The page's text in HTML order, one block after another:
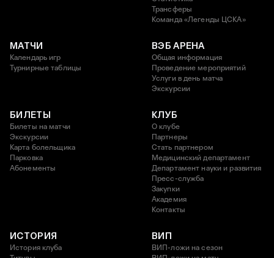
Трансферы
Команда «Легенды ЦСКА»
МАТЧИ
Календарь игр
Турнирные таблицы
ВЭБ АРЕНА
Общая информация
Проведение мероприятий
Услуги в день матча
Экскурсии
БИЛЕТЫ
Билеты на матчи
Экскурсии
Карта болельщика
Парковка
Абонементы
КЛУБ
О клубе
Партнеры
Стать партнером
Медицинский департамент
Департамент науки и развития
Пресс-служба
Закупки
Академия
Контакты
ИСТОРИЯ
История клуба
ВИП
ВИП-ложи на сезон